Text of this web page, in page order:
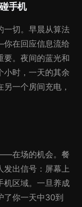
手机
一切。早晨从算法
在回应信息流给
要。夜间的蓝光和
小时，一天的其余
一个房间充电，
在场的机会。餐
发出信号：屏幕上
机区域。一旦养成
了你一天中30到